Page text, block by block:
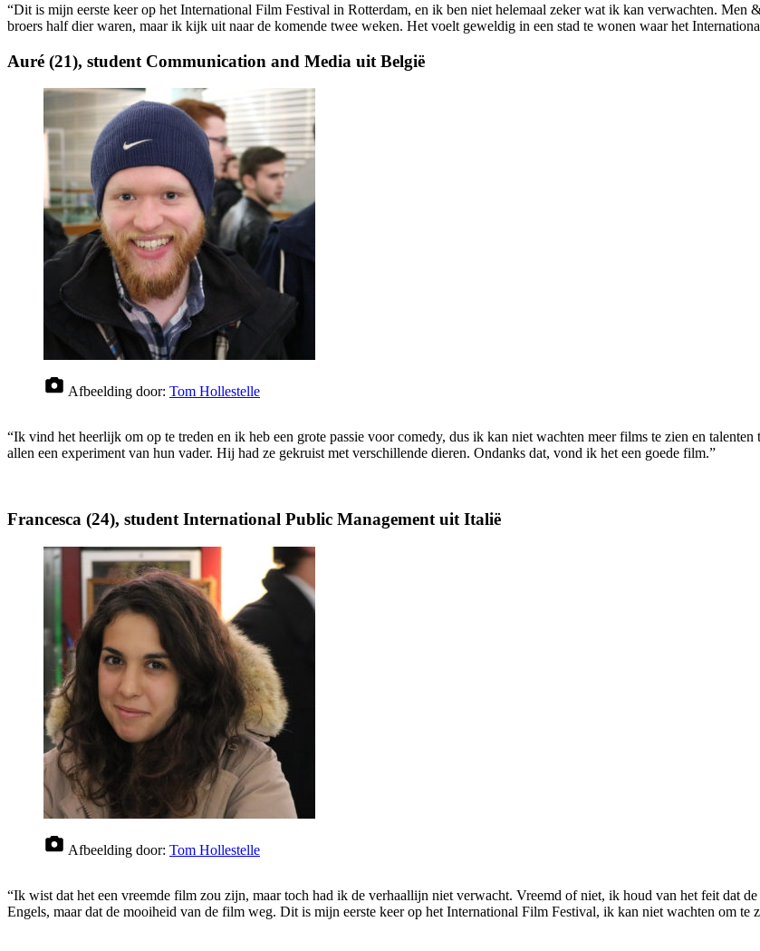
“Dit is mijn eerste keer op het International Film Festival in Rotterdam, en ik ben niet helemaal zeker wat ik kan verwachten.
broers half dier waren, maar ik kijk uit naar de komende twee weken. Het voelt geweldig in een stad te wonen waar het
Auré (21), student Communication and Media uit België
Afbeelding door: Tom Hollestelle
“Ik vind het heerlijk om op te treden en ik heb een grote passie voor comedy, dus ik kan niet wachten meer films te zien en
allen een experiment van hun vader. Hij had ze gekruist met verschillende dieren. Ondanks dat, vond ik het een goede film.”
Francesca (24), student International Public Management uit Italië
Afbeelding door: Tom Hollestelle
“Ik wist dat het een ​​vreemde film zou zijn, maar toch had ik de verhaallijn niet verwacht. Vreemd of niet, ik houd van het feit dat
Engels, maar dat de mooiheid van de film weg. Dit is mijn eerste keer op het International Film Festival, ik kan niet wachten om te